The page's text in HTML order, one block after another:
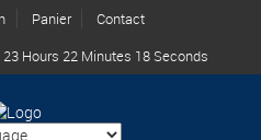
Panier
Contact
Hours 22 Minutes 16 Seconds